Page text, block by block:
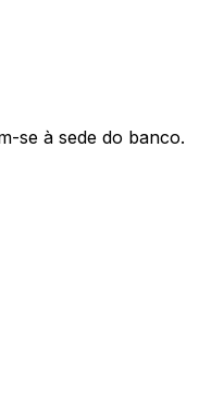
se à sede do banco.